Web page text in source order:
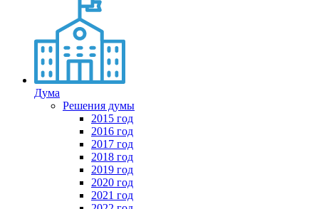
Дума
Решения думы
2015 год
2016 год
2017 год
2018 год
2019 год
2020 год
2021 год